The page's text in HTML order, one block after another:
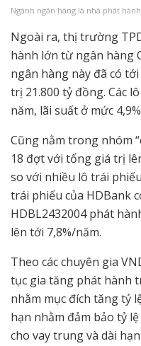
Ngành ngân hàng là nhà phát
Ngoài ra, thị trường
hành lớn từ ngân hàng
ngân hàng này đã có
trị 21.800 tỷ đồng. Các
năm, lãi suất ở mức
Cũng nằm trong nhóm
18 đợt với tổng giá trị
so với nhiều lô trái
trái phiếu của HDBank
HDBL2432004 phát
lên tới 7,8%/năm.
Theo các chuyên gia
tục gia tăng phát hành
nhằm mục đích tăng tỷ
hạn nhằm đảm bảo tỷ
cho vay trung và dài